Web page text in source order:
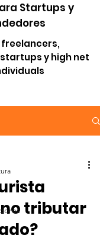
Startups y
y high net
tributar